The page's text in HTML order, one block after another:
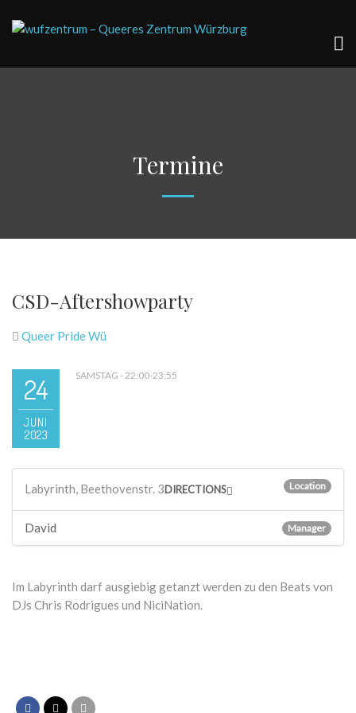
Termine
CSD-Aftershowparty
Queer Pride Wü
24
JUNI
2023
SAMSTAG - 22:00-23:55
Labyrinth, Beethovenstr. 3 Location
DIRECTIONS
David Manager
Im Labyrinth darf ausgiebig getanzt werden zu den Beats von
DJs Chris Rodrigues und NiciNation.